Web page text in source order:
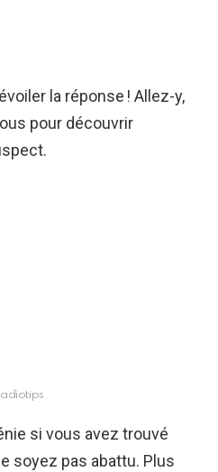
la réponse ! Allez-y,
pour découvrir
si vous avez trouvé
soyez pas abattu. Plus